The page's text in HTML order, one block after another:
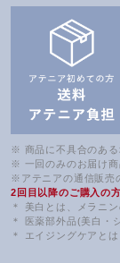
※ 商品に不具合のある
※ 一回のみのお届け商
※アテニアの通信販売
2回目以降のご購入の
＊ 美白とは、メラニ
＊ 医薬部外品(美白・
＊ エイジングケアと